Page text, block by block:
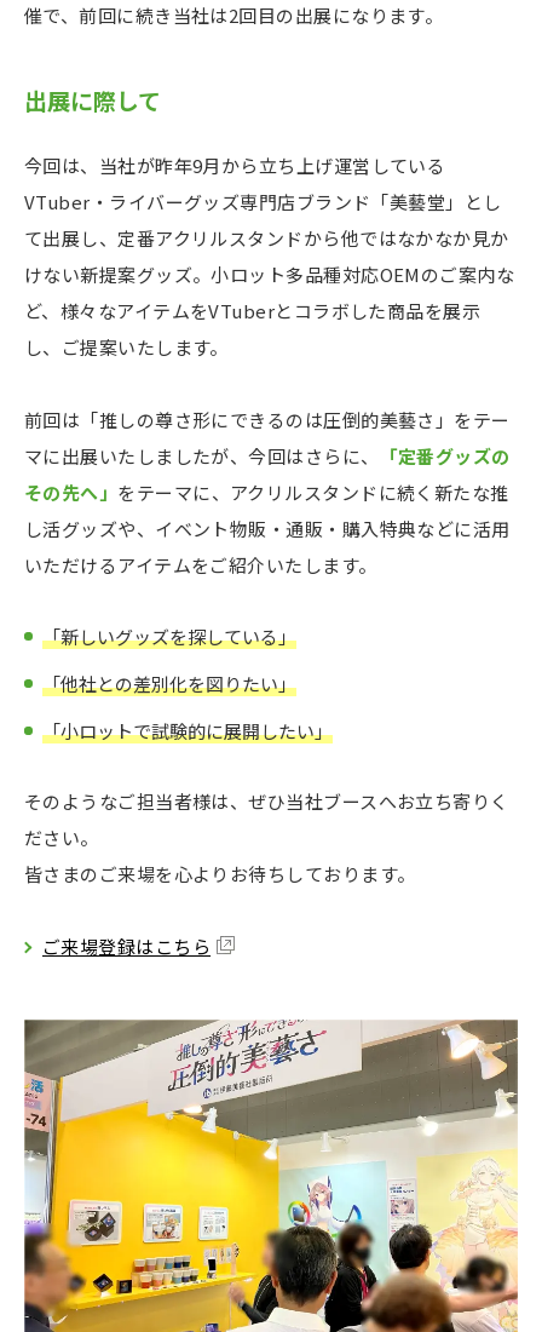
催で、前回に続き当社は2回目の出展になります。
出展に際して
今回は、当社が昨年9月から立ち上げ運営している
VTuber・ライバーグッズ専門店ブランド「美藝堂」とし
て出展し、定番アクリルスタンドから他ではなかなか見か
けない新提案グッズ。小ロット多品種対応OEMのご案内な
ど、様々なアイテムをVTuberとコラボした商品を展示
し、ご提案いたします。
前回は「推しの尊さ形にできるのは圧倒的美藝さ」をテー
マに出展いたしましたが、今回はさらに、
「定番グッズの
その先へ」 をテーマに、アクリルスタンドに続く新たな推
し活グッズや、イベント物販・通販・購入特典などに活用
いただけるアイテムをご紹介いたします。
「新しいグッズを探している」
「他社との差別化を図りたい」
「小ロットで試験的に展開したい」
そのようなご担当者様は、ぜひ当社ブースへお立ち寄りく
ださい。
皆さまのご来場を心よりお待ちしております。
ご来場登録はこちら